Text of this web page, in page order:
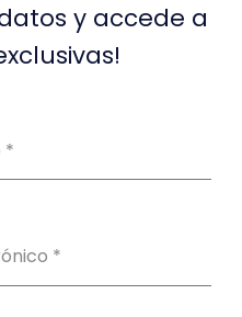
y accede a
*
*